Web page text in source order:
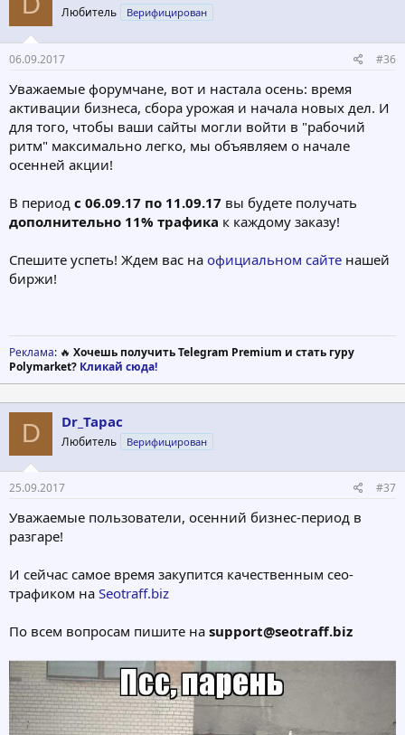
Любитель Верифицирован
06.09.2017 #36
Уважаемые форумчане, вот и настала осень: время
активации бизнеса, сбора урожая и начала новых дел. И
для того, чтобы ваши сайты могли войти в "рабочий
ритм" максимально легко, мы объявляем о начале
осенней акции!
В период с 06.09.17 по 11.09.17 вы будете получать
дополнительно 11% трафика к каждому заказу!
Спешите успеть! Ждем вас на официальном сайте нашей
биржи!
Реклама: 🔥 Хочешь получить Telegram Premium и стать гуру
Polymarket? Кликай сюда!
D Dr_Tapac
Любитель Верифицирован
25.09.2017 #37
Уважаемые пользователи, осенний бизнес-период в
разгаре!
И сейчас самое время закупится качественным сео-
трафиком на Seotraff.biz
По всем вопросам пишите на support@seotraff.biz